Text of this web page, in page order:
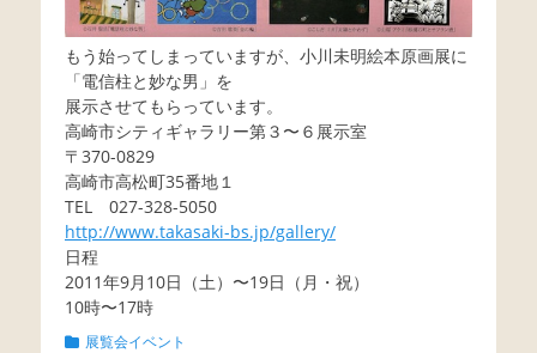
もう始ってしまっていますが、小川未明絵本原画展に
「電信柱と妙な男」を
展示させてもらっています。
高崎市シティギャラリー第３〜６展示室
〒370-0829
高崎市高松町35番地１
TEL 027-328-5050
http://www.takasaki-bs.jp/gallery/
日程
2011年9月10日（土）〜19日（月・祝）
10時〜17時
Categories
展覧会イベント